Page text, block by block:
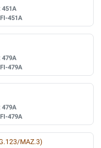
451A
451A
479A
479A
479A
479A
MAZ.3)